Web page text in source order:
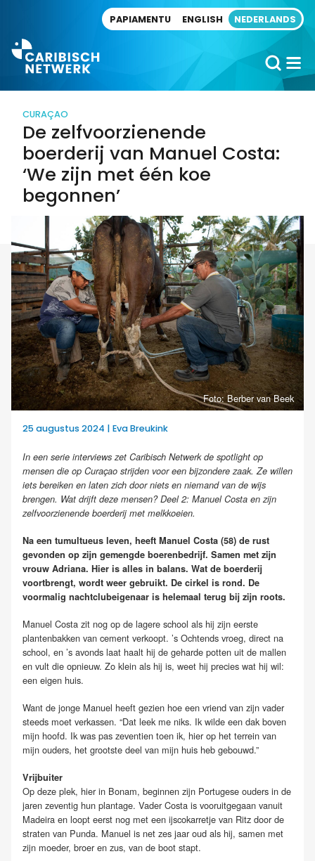
PAPIAMENTU ENGLISH NEDERLANDS
CURAÇAO
De zelfvoorzienende
boerderij van Manuel Costa:
‘We zijn met één koe
begonnen’
Foto: Berber van Beek
25 augustus 2024 | Eva Breukink
In een serie interviews zet Caribisch Netwerk de spotlight op
mensen die op Curaçao strijden voor een bijzondere zaak. Ze willen
iets bereiken en laten zich door niets en niemand van de wijs
brengen. Wat drijft deze mensen? Deel 2: Manuel Costa en zijn
zelfvoorzienende boerderij met melkkoeien.
Na een tumultueus leven, heeft Manuel Costa (58) de rust
gevonden op zijn gemengde boerenbedrijf. Samen met zijn
vrouw Adriana. Hier is alles in balans. Wat de boerderij
voortbrengt, wordt weer gebruikt. De cirkel is rond. De
voormalig nachtclubeigenaar is helemaal terug bij zijn roots.
Manuel Costa zit nog op de lagere school als hij zijn eerste
plantenbakken van cement verkoopt. ’s Ochtends vroeg, direct na
school, en ’s avonds laat haalt hij de geharde potten uit de mallen
en vult die opnieuw. Zo klein als hij is, weet hij precies wat hij wil:
een eigen huis.
Want de jonge Manuel heeft gezien hoe een vriend van zijn vader
steeds moet verkassen. “Dat leek me niks. Ik wilde een dak boven
mijn hoofd. Ik was pas zeventien toen ik, hier op het terrein van
mijn ouders, het grootste deel van mijn huis heb gebouwd.”
Vrijbuiter
Op deze plek, hier in Bonam, beginnen zijn Portugese ouders in de
jaren zeventig hun plantage. Vader Costa is vooruitgegaan vanuit
Madeira en loopt eerst nog met een ijscokarretje van Ritz door de
straten van Punda. Manuel is net zes jaar oud als hij, samen met
zijn moeder, broer en zus, van de boot stapt.